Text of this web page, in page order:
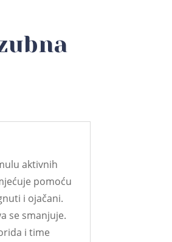
aktivnih
pomoću
i ojačani.
se smanjuje.
i time